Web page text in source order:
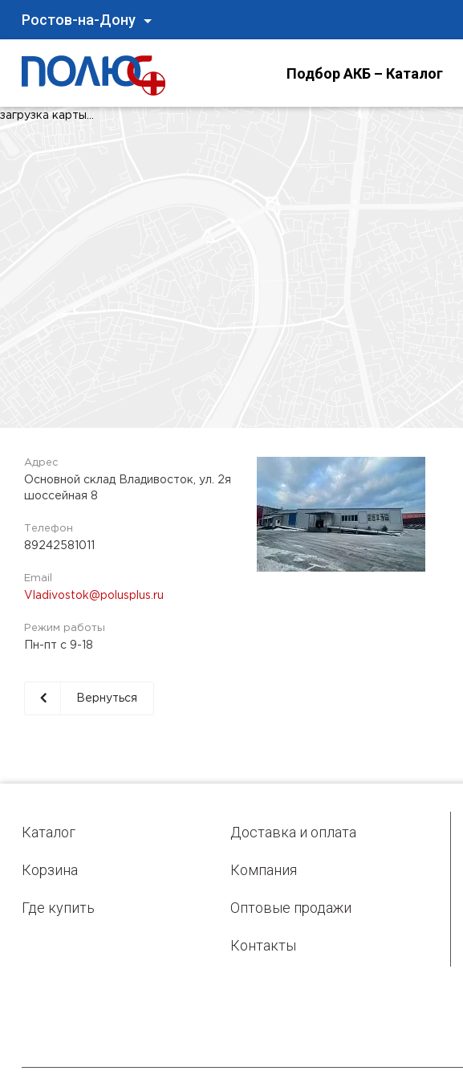
Ростов-на-Дону
Подбор АКБ – Каталог
загрузка карты...
Адрес
Основной склад Владивосток, ул. 2я
шоссейная 8
Телефон
89242581011
Email
Vladivostok@polusplus.ru
Режим работы
Пн-пт с 9-18
Вернуться
Каталог
Корзина
Где купить
Доставка и оплата
Компания
Оптовые продажи
Контакты